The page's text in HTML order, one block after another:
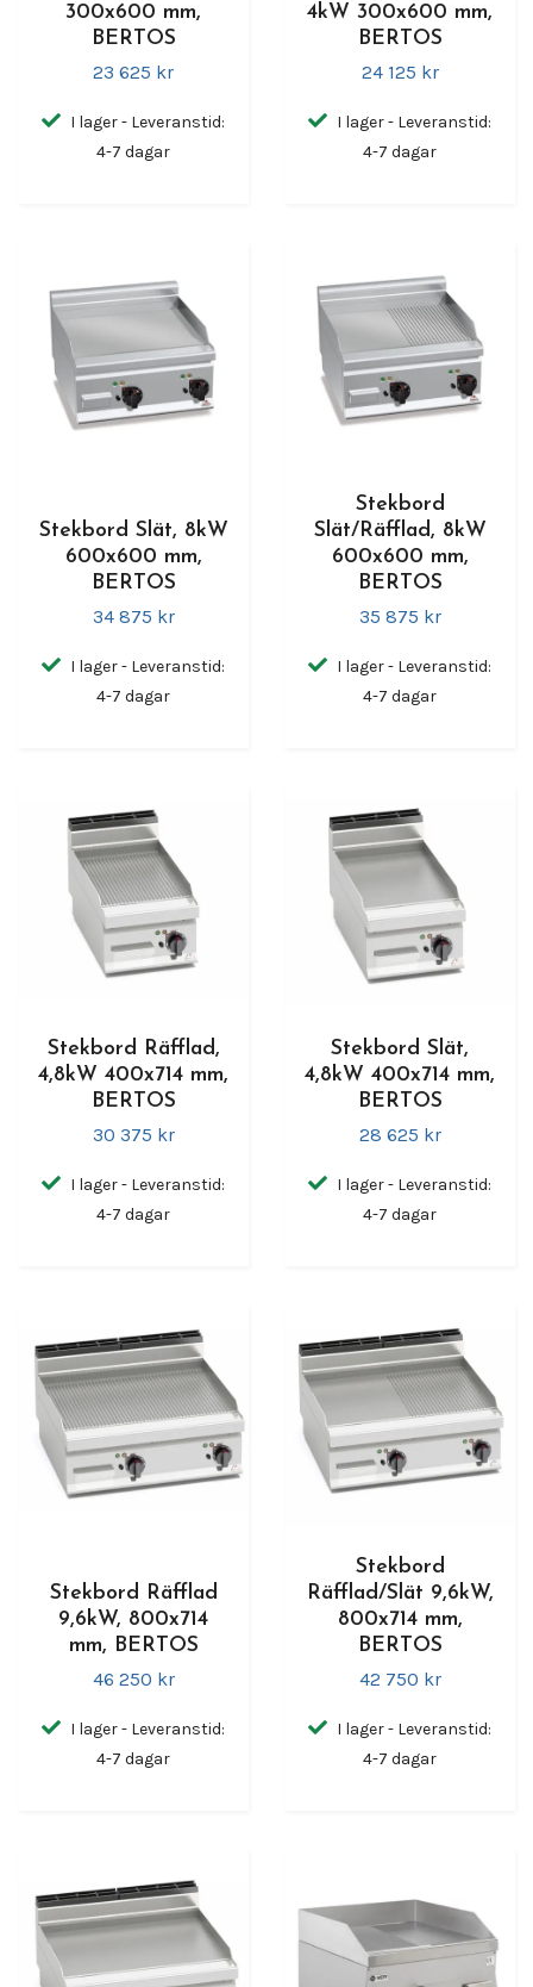
300x600 mm,
BERTOS
23 625 kr
I lager - Leveranstid:
4-7 dagar
4kW 300x600 mm,
BERTOS
24 125 kr
I lager - Leveranstid:
4-7 dagar
Stekbord Slät, 8kW
600x600 mm,
BERTOS
34 875 kr
I lager - Leveranstid:
4-7 dagar
Stekbord
Slät/Räfflad, 8kW
600x600 mm,
BERTOS
35 875 kr
I lager - Leveranstid:
4-7 dagar
Stekbord Räfflad,
4,8kW 400x714 mm,
BERTOS
30 375 kr
I lager - Leveranstid:
4-7 dagar
Stekbord Slät,
4,8kW 400x714 mm,
BERTOS
28 625 kr
I lager - Leveranstid:
4-7 dagar
Stekbord Räfflad
9,6kW, 800x714
mm, BERTOS
46 250 kr
I lager - Leveranstid:
4-7 dagar
Stekbord
Räfflad/Slät 9,6kW,
800x714 mm,
BERTOS
42 750 kr
I lager - Leveranstid:
4-7 dagar